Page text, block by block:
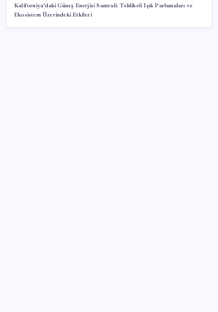
Kaliforniya’daki Güneş Enerjisi Santrali: Tehlikeli Işık Parlamaları ve
Ekosistem Üzerindeki Etkileri